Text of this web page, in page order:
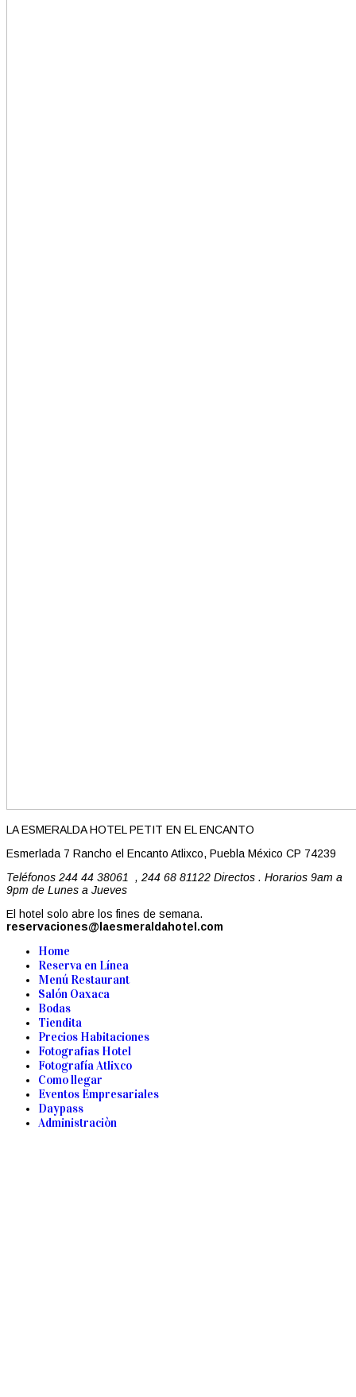
LA ESMERALDA HOTEL PETIT EN EL ENCANTO
Esmerlada 7 Rancho el Encanto Atlixco, Puebla México CP 74239
Teléfonos 244 44 38061 , 244 68 81122 Directos . Horarios 9am a
9pm de Lunes a Jueves
El hotel solo abre los fines de semana.
reservaciones@laesmeraldahotel.com
Home
Reserva en Línea
Menú Restaurant
Salón Oaxaca
Bodas
Tiendita
Precios Habitaciones
Fotografias Hotel
Fotografía Atlixco
Como llegar
Eventos Empresariales
Daypass
Administraciòn